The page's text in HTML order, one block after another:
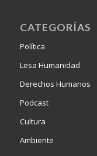
CATEGORÍAS
Política
Lesa Humanidad
Derechos Humanos
Podcast
Cultura
Ambiente